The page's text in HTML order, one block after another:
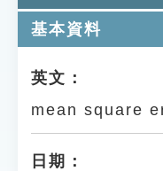
單字索引
遊戲專區
教學應用
基本資料
英文：
mean square
日期：